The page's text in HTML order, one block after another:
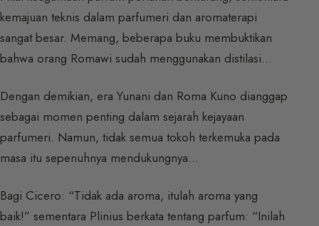
kemajuan teknis dalam parfumeri dan aromaterapi
sangat besar. Memang, beberapa buku membuktikan
bahwa orang Romawi sudah menggunakan distilasi…
Dengan demikian, era Yunani dan Roma Kuno dianggap
sebagai momen penting dalam sejarah kejayaan
parfumeri. Namun, tidak semua tokoh terkemuka pada
masa itu sepenuhnya mendukungnya…
Bagi Cicero: “Tidak ada aroma, itulah aroma yang
baik!” sementara Plinius berkata tentang parfum: “Inilah